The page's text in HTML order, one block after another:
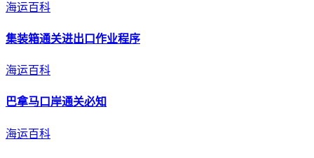
海运百科
集装箱通关进出口作业程序
海运百科
巴拿马口岸通关必知
海运百科